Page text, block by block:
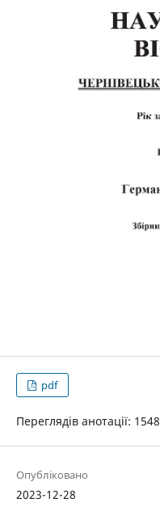
pdf
Переглядів анотації: 1548
Опубліковано
2023-12-28